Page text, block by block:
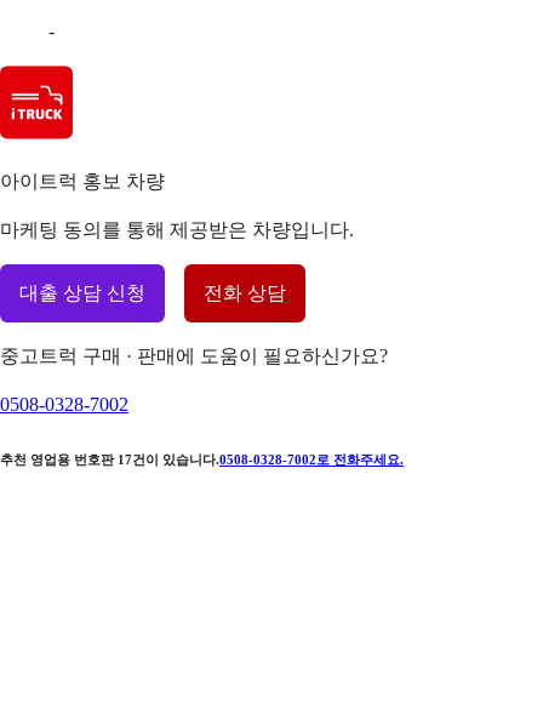
-
아이트럭 홍보 차량
마케팅 동의를 통해 제공받은 차량입니다.
대출 상담 신청 전화 상담
중고트럭 구매 · 판매에 도움이 필요하신가요?
0508-0328-7002
추천 영업용 번호판 17건이 있습니다.0508-0328-7002 로 전화주세요.